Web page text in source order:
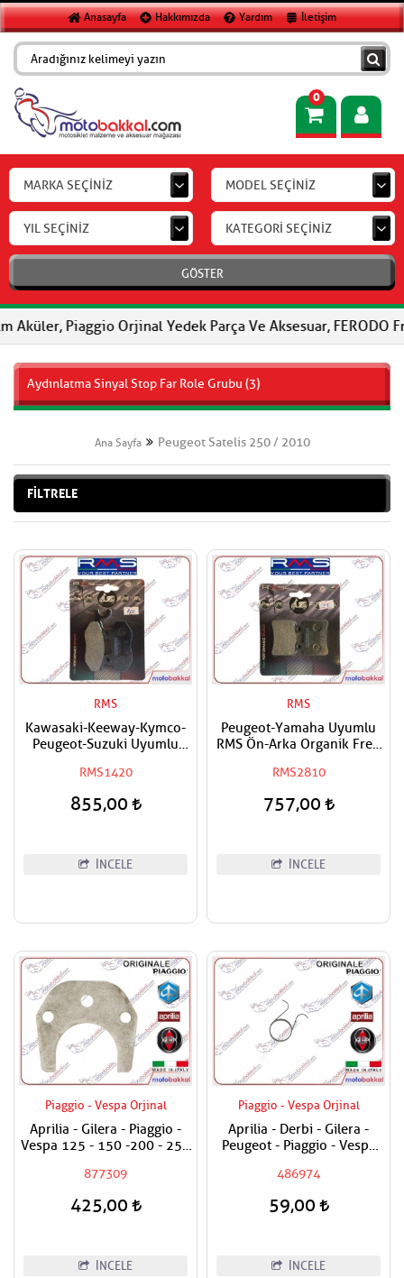
Anasayfa Hakkımızda Yardım İletişim
0
MARKA SEÇİNİZ MODEL SEÇİNİZ
YIL SEÇİNİZ KATEGORİ SEÇİNİZ
GÖSTER
Orjinal Yedek Parça Ve Aksesuar, FERODO Fren
Aydınlatma Sinyal Stop Far Role Grubu (3)
Ana Sayfa Peugeot Satelis 250 / 2010
FİLTRELE
RMS
Kawasaki-Keeway-Kymco-
Peugeot-Suzuki Uyumlu
Balatası
RMS1420
855,00
İNCELE
RMS
Peugeot-Yamaha Uyumlu
RMS Ön-Arka Organik Fren
RMS2810
757,00
İNCELE
Piaggio - Vespa Orjinal
Aprilia - Gilera - Piaggio -
Vespa 125 - 150 -200 - 250
Hilali
877309
425,00
İNCELE
Piaggio - Vespa Orjinal
Aprilia - Derbi - Gilera -
Peugeot - Piaggio - Vespa
486974
59,00
İNCELE